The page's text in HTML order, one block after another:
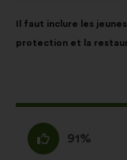
sisu:
Il faut inclure les
protection et la
jaotus:
Olen
nõus
91%